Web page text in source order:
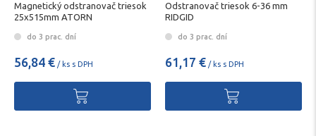
Magnetický odstranovač triesok
25x515mm ATORN
do 3 prac. dní
56,84 € / ks s DPH
Odstranovač triesok 6-36 mm
RIDGID
do 3 prac. dní
61,17 € / ks s DPH